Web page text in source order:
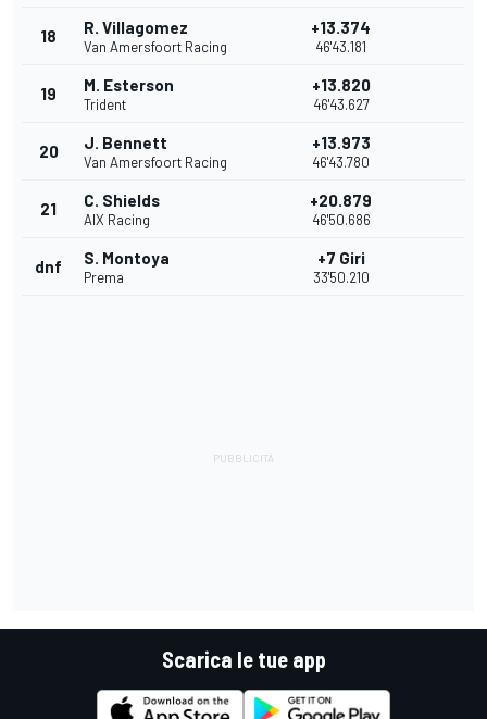
18 R. Villagomez
Van Amersfoort Racing
+13.374
46'43.181
19 M. Esterson
Trident
+13.820
46'43.627
20 J. Bennett
Van Amersfoort Racing
+13.973
46'43.780
21 C. Shields
AIX Racing
+20.879
46'50.686
dnf S. Montoya
Prema
+7 Giri
33'50.210
Scarica le tue app